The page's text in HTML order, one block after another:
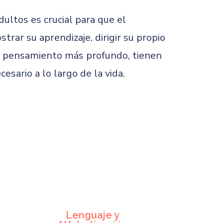
es crucial para que el
su aprendizaje, dirigir su propio
más profundo, tienen
a lo largo de la vida.
Lenguaje y